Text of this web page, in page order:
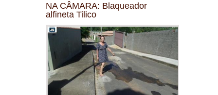
NA CÂMARA: Blaqueador
alfineta Tilico